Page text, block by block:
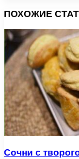
ПОХОЖИЕ
Сочни с